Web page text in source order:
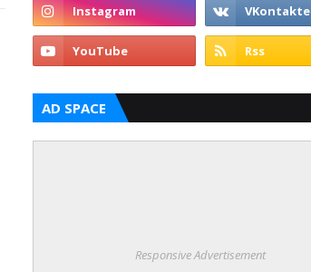
AD SPACE
Responsive Advertisement